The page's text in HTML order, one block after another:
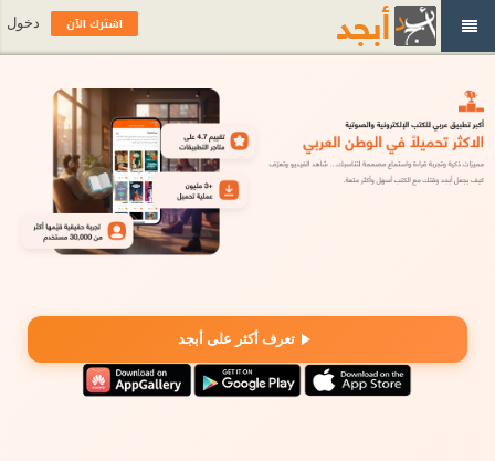
تعرف أكثر على أبجد
اشترك الآن دخول